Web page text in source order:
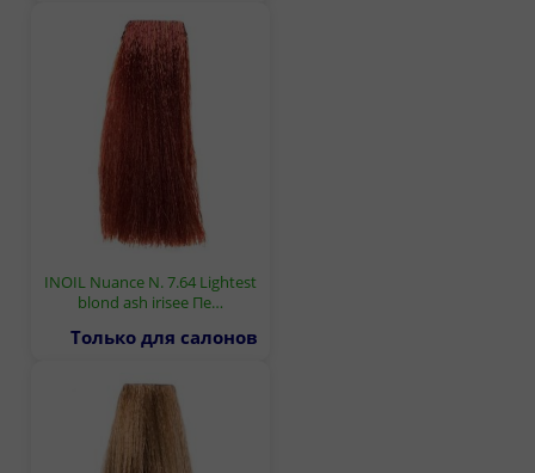
INOIL Nuance N. 7.64 Lightest
blond ash irisee Пе…
Только для салонов